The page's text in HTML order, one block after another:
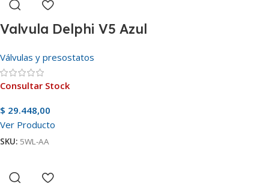
Valvula Delphi V5 Azul
Válvulas y presostatos
Consultar Stock
$ 29.448,00
Ver Producto
SKU: 5WL-AA